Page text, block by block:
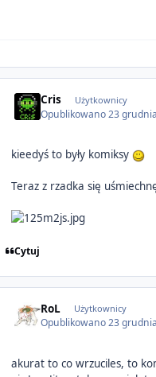
Cris Użytkownicy
Opublikowano23
kieedyś to były komiksy
Teraz z rzadka się
Cytuj
RoL Użytkownicy
Opublikowano23
akurat to co wrzuciles, to